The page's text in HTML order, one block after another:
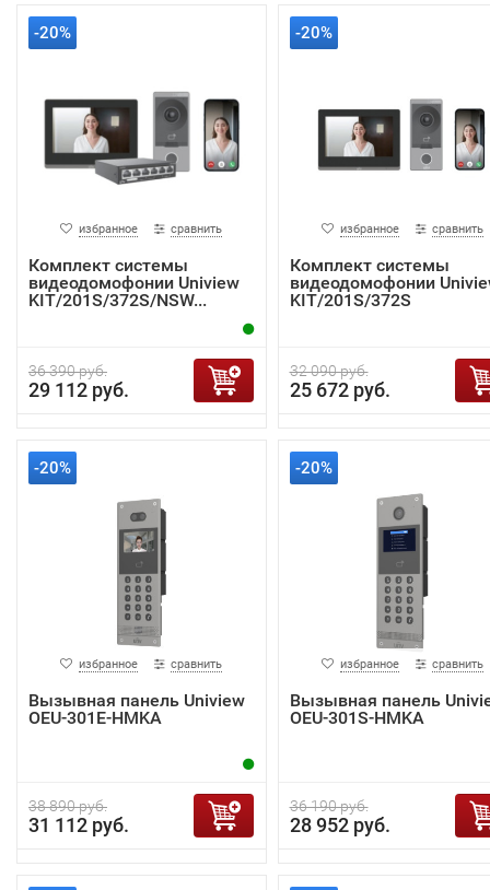
-20%
избранное сравнить
Комплект системы
видеодомофонии Uniview
KIT/201S/372S/NSW...
36 390 руб.
29 112 руб.
-20%
избранное сравнить
Комплект системы
видеодомофонии
KIT/201S/372S
32 090 руб.
25 672 руб.
-20%
избранное сравнить
Вызывная панель Uniview
OEU-301E-HMKA
38 890 руб.
31 112 руб.
-20%
избранное сравнить
Вызывная панель
OEU-301S-HMKA
36 190 руб.
28 952 руб.